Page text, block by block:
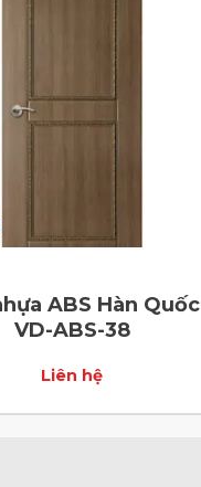
ABS Hàn Quốc
VD-ABS-38
Liên hệ